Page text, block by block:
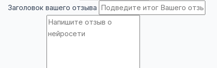
Заголовок вашего отзыва